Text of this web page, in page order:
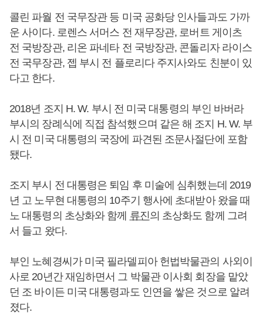
콜린 파월 전 국무장관 등 미국 공화당 인사들과도 가까
운 사이다. 로렌스 서머스 전 재무장관, 로버트 게이츠
전 국방장관, 리온 파네타 전 국방장관, 콘돌리자 라이스
전 국무장관, 젭 부시 전 플로리다 주지사와도 친분이 있
다고 한다.
2018년 조지 H. W. 부시 전 미국 대통령의 부인 바버라
부시의 장례식에 직접 참석했으며 같은 해 조지 H. W. 부
시 전 미국 대통령의 국장에 파견된 조문사절단에 포함
됐다.
조지 부시 전 대통령은 퇴임 후 미술에 심취했는데 2019
년 고 노무현 대통령의 10주기 행사에 초대받아 왔을 때
노 대통령의 초상화와 함께 류진의 초상화도 함께 그려
서 들고 왔다.
부인 노혜경씨가 미국 필라델피아 헌법박물관의 사외이
사로 20년간 재임하면서 그 박물관 이사회 회장을 맡았
던 조 바이든 미국 대통령과도 인연을 쌓은 것으로 알려
졌다.